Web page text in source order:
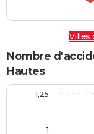
Villes
Nombre
Hautes
1
1,25